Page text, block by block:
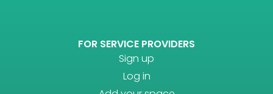
FOR SERVICE PROVIDERS
Sign up
Log in